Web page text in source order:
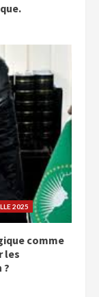
2025
comme
les
?